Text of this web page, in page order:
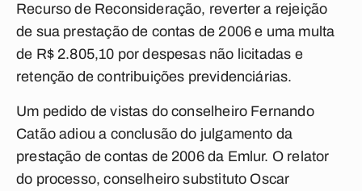
Recurso de Reconsideração, reverter a rejeição
de sua prestação de contas de 2006 e uma multa
de R$ 2.805,10 por despesas não licitadas e
retenção de contribuições previdenciárias.
Um pedido de vistas do conselheiro Fernando
Catão adiou a conclusão do julgamento da
prestação de contas de 2006 da Emlur. O relator
do processo, conselheiro substituto Oscar